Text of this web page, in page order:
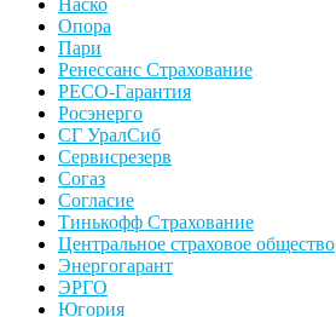
Опора
Пари
Ренессанс Страхование
РЕСО-Гарантия
Росэнерго
СГ УралСиб
Сервисрезерв
Согаз
Согласие
Тинькофф Страхование
Центральное страховое общество
Энергогарант
ЭРГО
Югория